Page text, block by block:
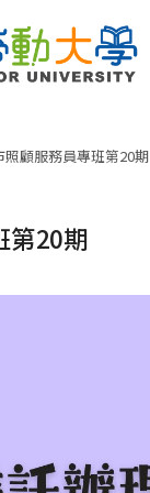
照顧服務員專班第20期
第20期